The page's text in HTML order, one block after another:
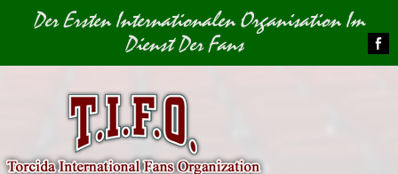
Image 01Der Ersten Internationalen Organisation Im
Dienst Der Fans